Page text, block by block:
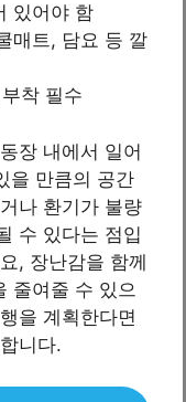
있어야 함
매트, 담요 등 깔
착 필수
장 내에서 일어
을 만큼의 공간
나 환기가 불량
수 있다는 점입
, 장난감을 함께
줄여줄 수 있으
을 계획한다면
니다.